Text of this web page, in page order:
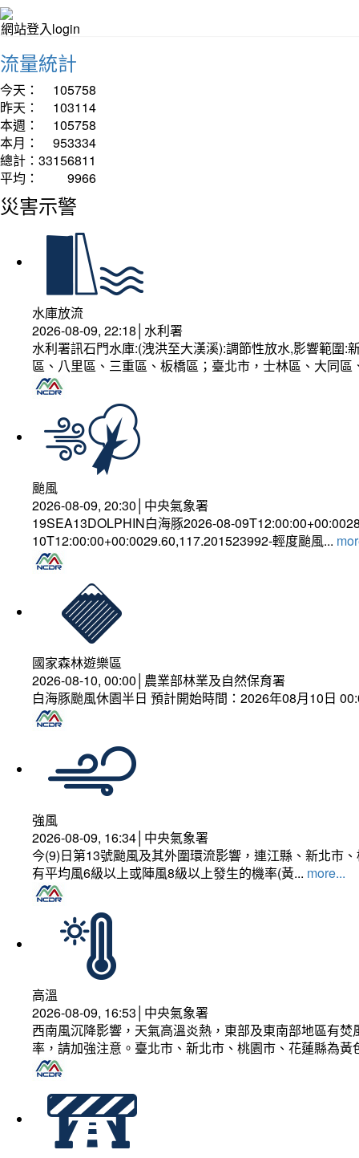
網站登入login
流量統計
今天：
105758
昨天：
103114
本週：
105758
本月：
953334
總計： 33156811
平均：
9966
災害示警
水庫放流
2026-08-09, 22:18│水利署
水利署訊石門水庫:(洩洪至大漢溪):調節性放水,影響範圍
區、八里區、三重區、板橋區；臺北市，士林區、大同
颱風
2026-08-09, 20:30│中央氣象署
19SEA13DOLPHIN白海豚2026-08-
10T12:00:00+00:0029.60,117.201523992-輕度颱風...
國家森林遊樂區
2026-08-10, 00:00│農業部林業及自然保育署
白海豚颱風休園半日 預計開始時間：2026年08月10日
強風
2026-08-09, 16:34│中央氣象署
今(9)日第13號颱風及其外圍環流影響，連江縣、新北市
有平均風6級以上或陣風8級以上發生的機率(黃... more...
高溫
2026-08-09, 16:53│中央氣象署
西南風沉降影響，天氣高溫炎熱，東部及東南部地區有
率，請加強注意。臺北市、新北市、桃園市、花蓮縣為